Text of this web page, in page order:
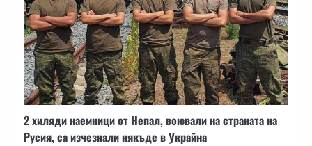
2 хиляди наемници от Непал, воювали на страната на
Русия, са изчезнали някъде в Украйна